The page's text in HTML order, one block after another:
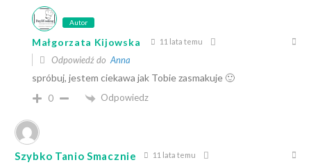
Autor
Małgorzata Kijowska 11 lata temu
Odpowiedź do Anna
spróbuj, jestem ciekawa jak Tobie zasmakuje 🙂
0 Odpowiedz
Szybko Tanio Smacznie 11 lata temu